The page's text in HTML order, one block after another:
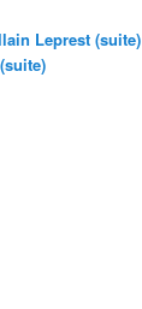
Leprest (suite)